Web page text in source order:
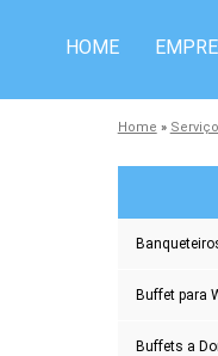
HOME
Home »
Buffet para
Buffets a